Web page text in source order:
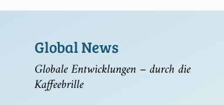
Global News
Globale Entwicklungen – durch die
Kaffeebrille